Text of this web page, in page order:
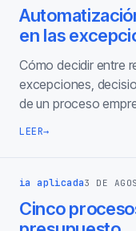
en las
Cómo decidir entre
excepciones,
de un proceso
LEER→
ia aplicada3 DE
Cinco